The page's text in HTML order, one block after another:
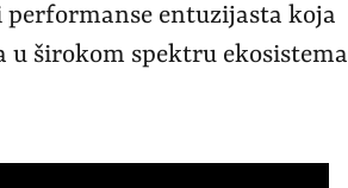
entuzijasta koja
u širokom spektru ekosistema